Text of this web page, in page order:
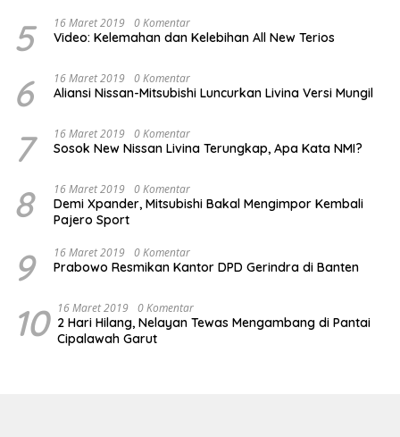
5 16 Maret 2019 0 Komentar
Video: Kelemahan dan Kelebihan All New Terios
6 16 Maret 2019 0 Komentar
Aliansi Nissan-Mitsubishi Luncurkan Livina Versi Mungil
7 16 Maret 2019 0 Komentar
Sosok New Nissan Livina Terungkap, Apa Kata NMI?
8 16 Maret 2019 0 Komentar
Demi Xpander, Mitsubishi Bakal Mengimpor Kembali
Pajero Sport
9 16 Maret 2019 0 Komentar
Prabowo Resmikan Kantor DPD Gerindra di Banten
10 16 Maret 2019 0 Komentar
2 Hari Hilang, Nelayan Tewas Mengambang di Pantai
Cipalawah Garut